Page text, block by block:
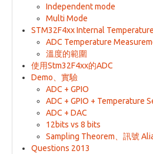
Independent mode
Multi Mode
STM32F4xx Internal
ADC Temperature
溫度的範圍
使用Stm32F4xx的ADC
Demo、實驗
ADC + GPIO
ADC + GPIO + Temperature
ADC + DAC
12bits vs 8 bits
Sampling Theorem、訊號
Questions 2013